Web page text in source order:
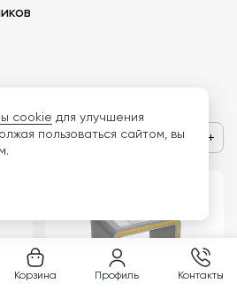
+ − +
Корзина Профиль Контакты
cookie для улучшения
пользоваться сайтом, вы